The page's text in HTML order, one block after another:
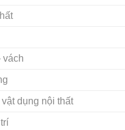
vách
dụng nội thất